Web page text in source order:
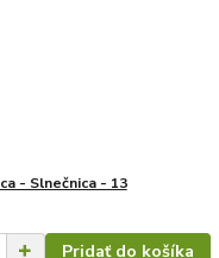
- Slnečnica - 13
Pridať do košíka